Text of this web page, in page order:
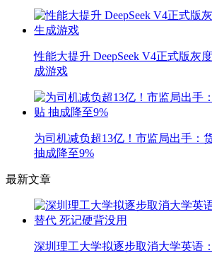
性能大提升 DeepSeek V4正式版灰
成游戏
为司机减负超13亿！市监局出手：
抽成降至9%
最新文章
深圳理工大学拟逐步取消大学英语